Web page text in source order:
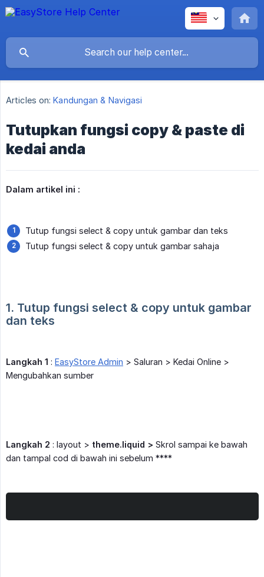
Articles on: Kandungan & Navigasi
Tutupkan fungsi copy & paste di
kedai anda
Dalam artikel ini :
Tutup fungsi select & copy untuk gambar dan teks
Tutup fungsi select & copy untuk gambar sahaja
1. Tutup fungsi select & copy untuk gambar
dan teks
Langkah 1 : EasyStore Admin > Saluran > Kedai Online >
Mengubahkan sumber
Langkah 2 : layout > theme.liquid > Skrol sampai ke bawah
dan tampal cod di bawah ini sebelum ****